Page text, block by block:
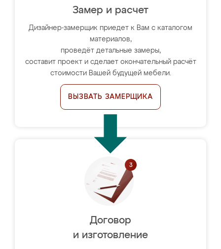
Замер и расчет
Дизайнер-замерщик приедет к Вам с каталогом
материалов,
проведёт детальные замеры,
составит проект и сделает окончательный расчёт
стоимости Вашей будущей мебели.
ВЫЗВАТЬ ЗАМЕРЩИКА
Договор
и изготовление